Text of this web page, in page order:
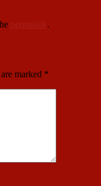
permalink.
marked *